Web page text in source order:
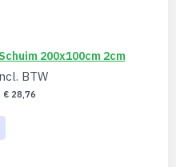
200x100cm 2cm
€ 28,76